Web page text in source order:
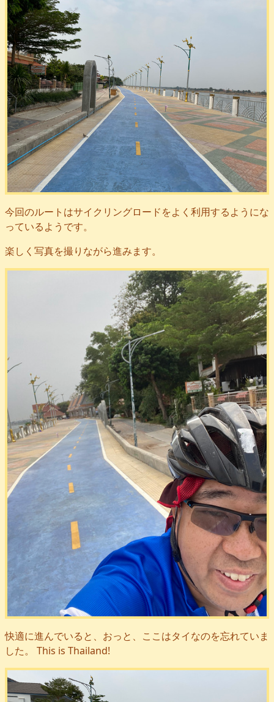
今回のルートはサイクリングロードをよく利用するようにな
っているようです。
楽しく写真を撮りながら進みます。
快適に進んでいると、おっと、ここはタイなのを忘れていま
した。 This is Thailand!